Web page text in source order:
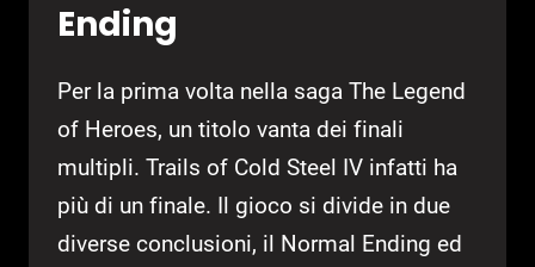
Ending
Per la prima volta nella saga The Legend
of Heroes, un titolo vanta dei finali
multipli. Trails of Cold Steel IV infatti ha
più di un finale. Il gioco si divide in due
diverse conclusioni, il Normal Ending ed